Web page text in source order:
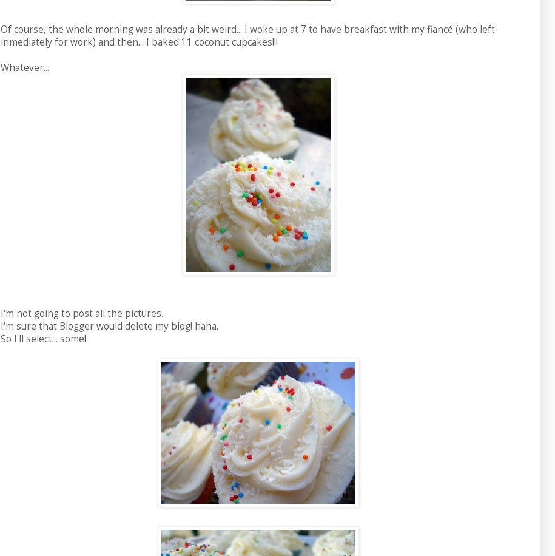
Of course, the whole morning was already a bit weird... I woke up at 7 to have breakfast with my fiancé (who left
inmediately for work) and then... I baked 11 coconut cupcakes!!!
Whatever...
I'm not going to post all the pictures...
I'm sure that Blogger would delete my blog! haha.
So I'll select... some!